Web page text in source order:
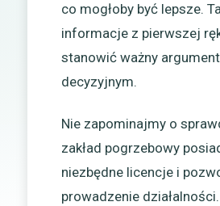
co mogłoby być lepsze.
informacje z pierwszej
stanowić ważny
decyzyjnym.
Nie zapominajmy o
zakład pogrzebowy
niezbędne licencje i
prowadzenie